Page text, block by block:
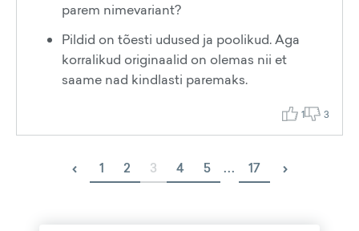
parem nimevariant?
Pildid on tõesti udused ja poolikud. Aga
korralikud originaalid on olemas nii et
saame nad kindlasti paremaks.
1 3
‹ 1 2 3 4 5 ... 17 ›